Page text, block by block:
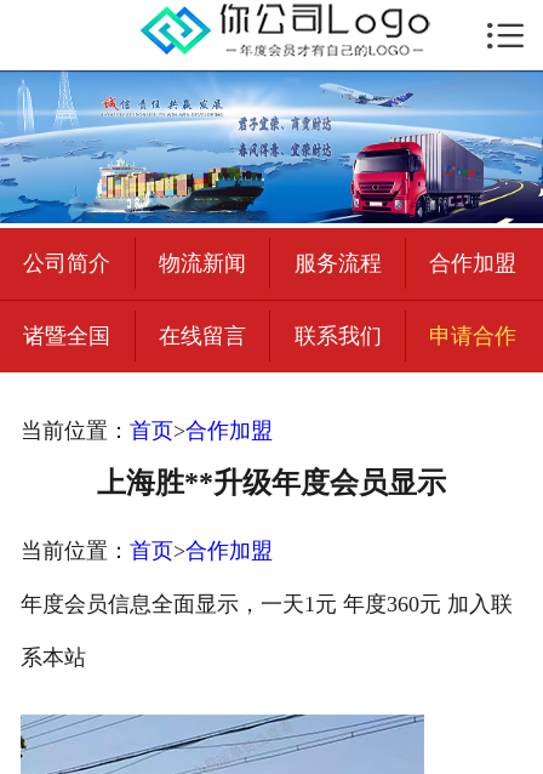
 首页
公司简介
物流新闻
绍兴至全国
合作加盟
宜荣智联

公司简介 物流新闻 服务流程 合作加盟
诸暨全国 在线留言 联系我们 申请合作
当前位置： 首页>合作加盟
上海胜**升级年度会员显示
当前位置： 首页>合作加盟
年度会员信息全面显示，一天1元 年度360元 加入联
系本站